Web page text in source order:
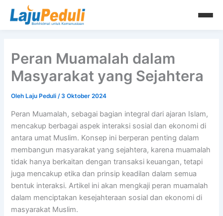
Peran Muamalah dalam
Masyarakat yang Sejahtera
Oleh Laju Peduli/3 Oktober 2024
Peran Muamalah, sebagai bagian integral dari ajaran Islam,
mencakup berbagai aspek interaksi sosial dan ekonomi di
antara umat Muslim. Konsep ini berperan penting dalam
membangun masyarakat yang sejahtera, karena muamalah
tidak hanya berkaitan dengan transaksi keuangan, tetapi
juga mencakup etika dan prinsip keadilan dalam semua
bentuk interaksi. Artikel ini akan mengkaji peran muamalah
dalam menciptakan kesejahteraan sosial dan ekonomi di
masyarakat Muslim.